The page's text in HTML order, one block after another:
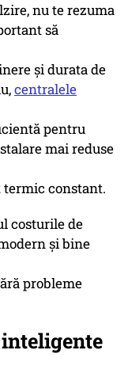
nu te rezuma
să
și durata de
centralele
pentru
mai reduse
termic constant.
costurile de
și bine
probleme